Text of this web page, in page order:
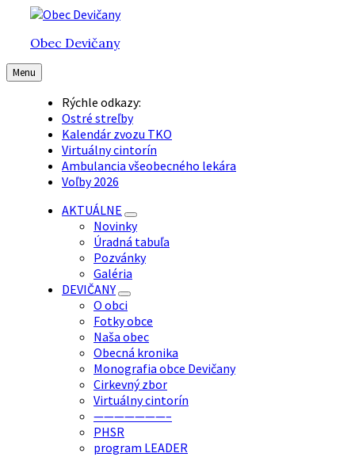
Preskočiť
obsah
Preskočiť
hlavnú
navigáciu
Preskočiť
pätičkuObec Devičany
Menu
Rýchle odkazy:
Ostré streľby
Kalendár zvozu TKO
Virtuálny cintorín
Ambulancia všeobecného lekára
Voľby 2026
AKTUÁLNE
Novinky
Úradná tabuľa
Pozvánky
Galéria
DEVIČANY
O obci
Fotky obce
Naša obec
Obecná kronika
Monografia obce Devičany
Cirkevný zbor
Virtuálny cintorín
———————–
PHSR
program LEADER